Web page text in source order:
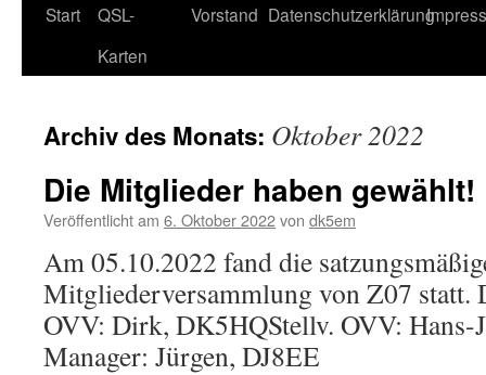
Start
QSL-
Karten
Vorstand Datenschutzerklärung
Archiv des Monats: Oktober 2022
Die Mitglieder haben gewählt!
Veröffentlicht am 6. Oktober 2022von dk5em
Am 05.10.2022 fand die
Mitgliederversammlung von Z07 statt.
OVV: Dirk, DK5HQStellv. OVV: Hans-
Manager: Jürgen, DJ8EE